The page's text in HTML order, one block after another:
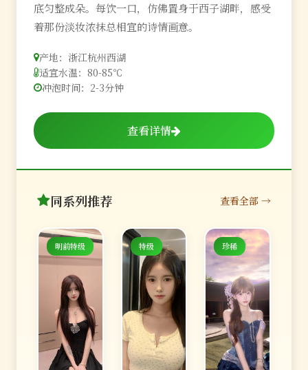
底匀整成朵。每饮一口，仿佛置身于西子湖畔，感受
着那份淡妆浓抹总相宜的诗情画意。
产地：浙江杭州西湖
适宜水温：80-85℃
冲泡时间：2-3分钟
查看详情
同系列推荐 查看全部 →
明前特级 特级 珍稀